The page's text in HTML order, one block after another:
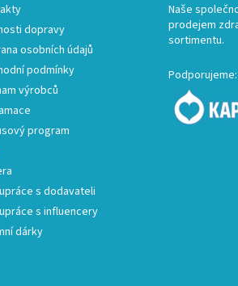
dopravy
osobních údajů
podmínky
výrobců
program
s dodavateli
s influencery
dárky
Naše
prodejem
sortimentu.
Podporujeme: